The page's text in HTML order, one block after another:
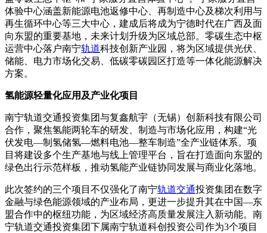
体验中心涵盖新能源电池返修中心、再制造中心及梯次利用与
再生循环中心等三大中心，建成后将成为宁德时代在广西及面
向东盟的重要基地，未来计划升级为区域总部。零碳生态中枢
运营中心落户南宁轨道科技创新产业园，将为区域提供光伏、
储能、电力市场化交易、低碳零碳园区打造等一体化能源解决
方案。
氢能源轻量化应用及产业化项目
南宁轨道交通投资集团与复鑫航宇（无锡）创新科技有限公司
合作，聚焦氢能两轮车的研发、制造与市场化应用，构建“光
伏发电—制氢储氢—燃料电池—整车制造”全产业链体系。项
目将建设多个生产基地与线上管理平台，旨在打造面向东盟的
绿色出行示范样板，推动氢能产业链协同发展与商业化落地。
此次签约的三个项目不仅强化了南宁轨道交通投资集团在数字
金融与绿色能源领域的产业布局，更进一步提升其在中国—东
盟合作中的枢纽功能，为区域经济高质量发展注入新动能。南
宁轨道交通投资集团下属南宁轨道科创投资公司作为3个项目